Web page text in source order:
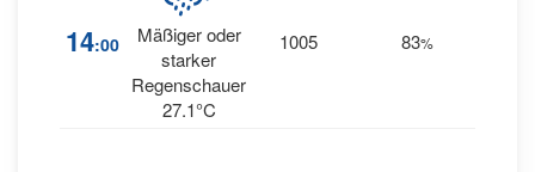
14:00
Mäßiger oder
starker
Regenschauer
27.1°C
1005 83%